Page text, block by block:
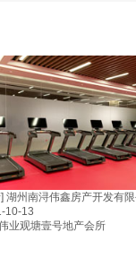
湖州南浔伟鑫房产开发有
10-13
业观塘壹号地产会所